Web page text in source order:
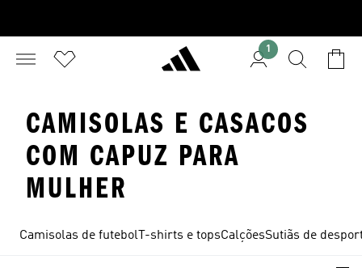
1
CAMISOLAS E CASACOS
COM CAPUZ PARA
MULHER
Camisolas de futebol T-shirts e topsCalçõesSutiãs de